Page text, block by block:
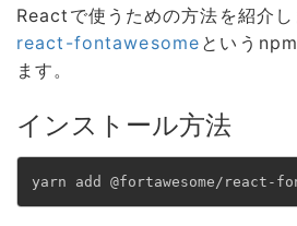
Reactで使うための方法を紹介し
react-fontawesome という
ます。
インストール方法
yarn add @fortawesome/react-